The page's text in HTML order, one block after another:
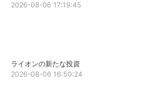
2026-08-06 17:19:45
ライオンの新たな投資
2026-08-06 16:50:24